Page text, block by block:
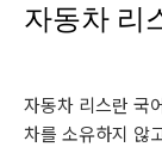
자동차 리
자동차 리스란 국
차를 소유하지 않